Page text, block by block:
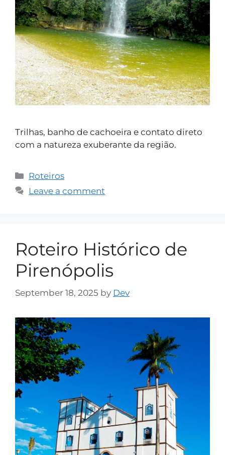
Trilhas, banho de cachoeira e contato direto
com a natureza exuberante da região.
Roteiros
Leave a comment
Roteiro Histórico de
Pirenópolis
September 18, 2025 by Dev